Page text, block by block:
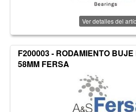
Ver detalles del
F200003 - RODAMIENTO BUJE
58MM FERSA